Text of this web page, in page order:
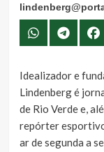
Idealizador e
Lindenberg é
de Rio Verde e,
repórter
ar de segunda a